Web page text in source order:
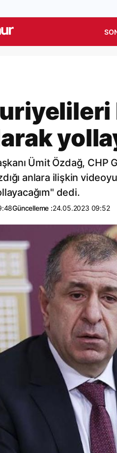
Ümit Özdağ, CHP
anlara ilişkin
dedi.
Güncelleme :24.05.2023 09:52